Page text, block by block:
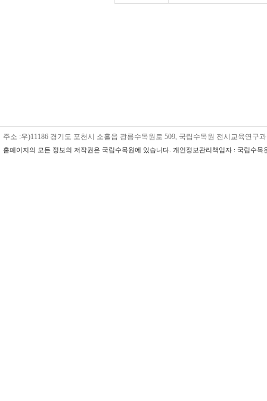
주소 :우)11186 경기도 포천시 소흘읍 광릉수목원로 509, 국립수목원 전시교육연구
홈페이지의 모든 정보의 저작권은 국립수목원에 있습니다. 개인정보관리책임자 : 국립수목